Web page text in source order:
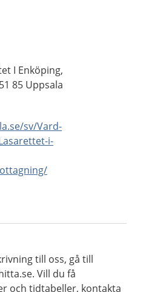
I Enköping,
85 Uppsala
sv/Vard-
i-
till oss, gå till
Vill du få
och tidtabeller, kontakta